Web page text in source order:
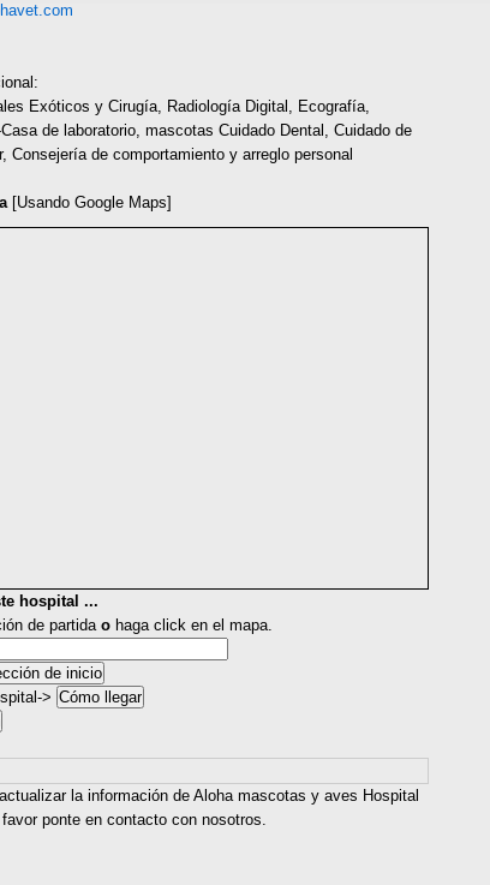
Exóticos y Cirugía, Radiología Digital, Ecografía,
de laboratorio, mascotas Cuidado Dental, Cuidado de
Consejería de comportamiento y arreglo personal
[Usando Google Maps]
hospital ...
de partida o haga click en el mapa.
>
la información de Aloha mascotas y aves Hospital
ponte en contacto con nosotros.